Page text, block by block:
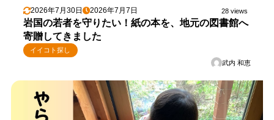
2026年7月30日 2026年7月7日 28 views
岩国の若者を守りたい！紙の本を、地元の図書館へ
寄贈してきました
イイコト探し
武内 和恵